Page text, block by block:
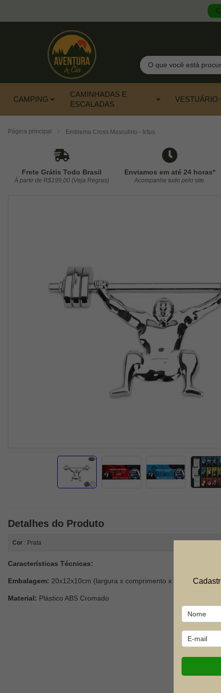
Pesquisar
CAMPING
CAMINHADAS E
ESCALADAS
VESTUÁRIO
Página principal Emblema Cross Masculino - Ictus
Frete Grátis Todo Brasil
À partir de R$199,00 (Veja Regras)
Enviamos em até 24 horas*
Acompanhe tudo pelo site.
Detalhes do Produto
Cor : Prata
Características Técnicas:
Embalagem: 20x12x10cm (largura x comprimento x altura)
Material: Plástico ABS Cromado